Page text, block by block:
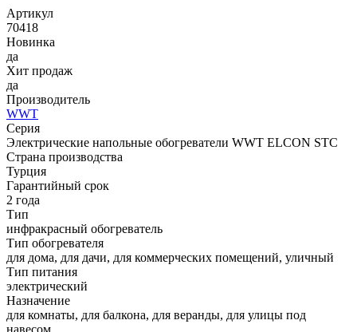
Артикул
70418
Новинка
да
Хит продаж
да
Производитель
WWT
Серия
Электрические напольные обогреватели WWT ELCON STC
Страна производства
Турция
Гарантийный срок
2 года
Тип
инфракрасный обогреватель
Тип обогревателя
для дома, для дачи, для коммерческих помещений, уличный
Тип питания
электрический
Назначение
для комнаты, для балкона, для веранды, для улицы под
навесом